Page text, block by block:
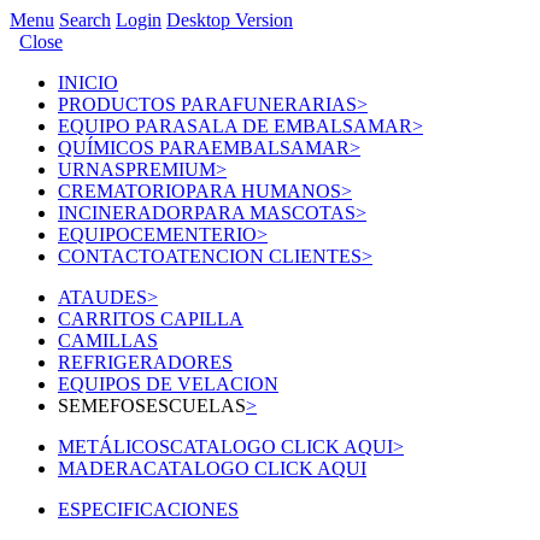
Menu Search Login Desktop Version
Close
INICIO
PRODUCTOS PARAFUNERARIAS>
EQUIPO PARASALA DE EMBALSAMAR>
QUÍMICOS PARAEMBALSAMAR>
URNASPREMIUM>
CREMATORIOPARA HUMANOS>
INCINERADORPARA MASCOTAS>
EQUIPOCEMENTERIO>
CONTACTOATENCION CLIENTES>
ATAUDES>
CARRITOS CAPILLA
CAMILLAS
REFRIGERADORES
EQUIPOS DE VELACION
SEMEFOSESCUELAS>
METÁLICOSCATALOGO CLICK AQUI>
MADERACATALOGO CLICK AQUI
ESPECIFICACIONES